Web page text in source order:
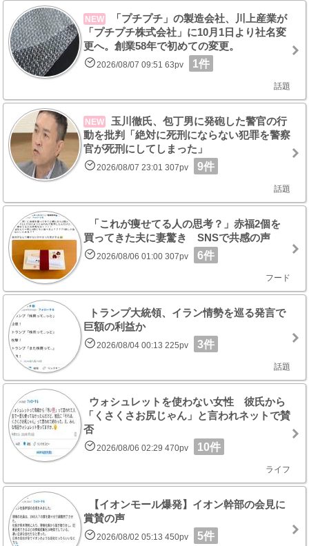
NEW
「プチプチ」の製造会社、川上産業が
「プチプチ株式会社」に10月1日より社名変
更へ。創業58年で初めての変更。
2026/08/07 09:51 63pv 1件
話題
NEW
玉川徹氏、包丁男に発砲した警官の行
動を批判「絶対に死刑にならない犯罪を警察
官が死刑にしてしまった」
2026/08/07 23:01 307pv 9件
話題
「これが痩せてる人の思考？」赤福2個を
買ってきた夫に妻驚き SNSで共感の声
2026/08/06 01:00 307pv 6件
フード
トランプ大統領、イラン情勢を巡る発言で
巨額の利益か
2026/08/04 00:13 225pv 3件
話題
ウォシュレットを使わない女性 彼氏から
「くさくさお尻じゃん」と言われネットで賛
否
2026/08/06 02:29 470pv 10件
ライフ
【イオンモール爆発】イオン幹部の会見に
賞賛の声
2026/08/02 05:13 450pv 5件